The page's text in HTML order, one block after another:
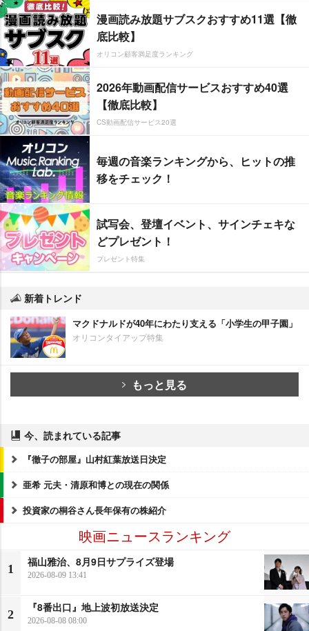
漫画読み放題サブスクおすすめ11選【徹
底比較】
オリコン顧客満足度ランキング
2026年動画配信サービスおすすめ40選
【徹底比較】
CS動画配信サービス20選
毎週の音楽ランキングから、ヒットの推
移をチェック！
試写会、登壇イベント、サインチェキな
どプレゼント！
プレゼント特集
新着トレンド
マクドナルドが40年にわたり支える「小学生の甲子園」
オリコンタイアップ特集
もっと見る
今、読まれている記事
『徹子の部屋』山村紅葉放送日決定
亜希 元夫・清原和博との現在の関係
投資家の桐谷さん長年保有の株紹介
映画ニュースランキング
1
福山雅治、8月9日サプライズ登場
2026-08-09 13:41
2
『8番出口』地上波初放送決定
2026-08-08 08:00